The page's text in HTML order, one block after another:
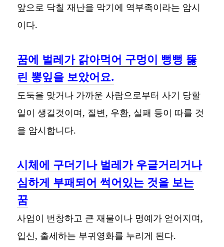
앞으로 닥칠 재난을 막기에 역부족이라는 암시
이다.
꿈에 벌레가 갉아먹어 구멍이 뻥뻥 뚫
린 뽕잎을 보았어요.
도둑을 맞거나 가까운 사람으로부터 사기 당할
일이 생길것이며, 질변, 우환, 실패 등이 따를 것
을 암시합니다.
시체에 구더기나 벌레가 우글거리거나
심하게 부패되어 썩어있는 것을 보는
꿈
사업이 번창하고 큰 재물이나 명예가 얻어지며,
입신, 출세하는 부귀영화를 누리게 된다.